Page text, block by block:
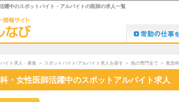
躍中のスポットバイト・アルバイトの医師の求人一覧
イト求人・募集 ＞ スポットバイト/アルバイト求人を探す ＞ 他の専門全て ＞ 救急科
・女性医師活躍中のスポットアルバイト求人